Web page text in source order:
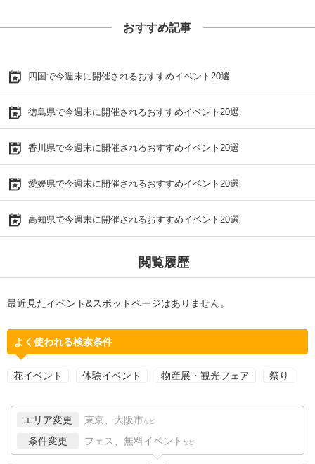
おすすめ記事
四国で今週末に開催されるおすすめイベント20選
徳島県で今週末に開催されるおすすめイベント20選
香川県で今週末に開催されるおすすめイベント20選
愛媛県で今週末に開催されるおすすめイベント20選
高知県で今週末に開催されるおすすめイベント20選
閲覧履歴
最近見たイベント&スポットページはありません。
よく使われる検索条件
花イベント 体験イベント 物産展・観光フェア 祭り
エリア変更 東京、大阪市 など
条件変更 フェス、無料イベント など